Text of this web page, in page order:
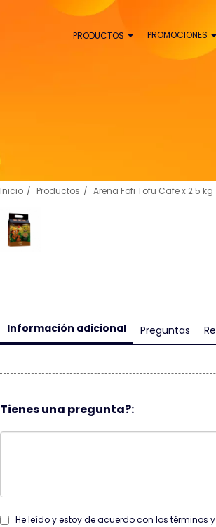
PRODUCTOS PROMOCIONES
Inicio Productos Arena Fofi Tofu Cafe x 2.5 kg
Información adicional Preguntas
Tienes una pregunta?:
He leído y estoy de acuerdo con los términos